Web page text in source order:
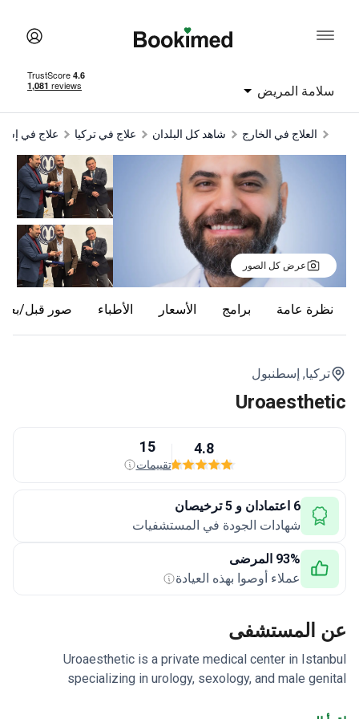
المريض
العلاج في الخارج شاهد كل البلدان علاج في تركيا علاج في إسطنبول
عرض كل الصور
عامة برامج الأسعار الأطباء صور قبل/بعد
إسطنبول
تقييمات
6 اعتمادان و 5 ترخيصان
شهادات الجودة في المستشفيات
93% المرضى
عملاء أوصوا بهذه العيادة
المستشفى
Uroaesthetic is a private medical center in
specializing in urology, sexology, and male